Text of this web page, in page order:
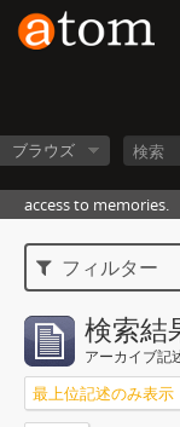
ブラウズ
access to memories.
フィルター
検索結
アーカイブ記
最上位記述のみ表示